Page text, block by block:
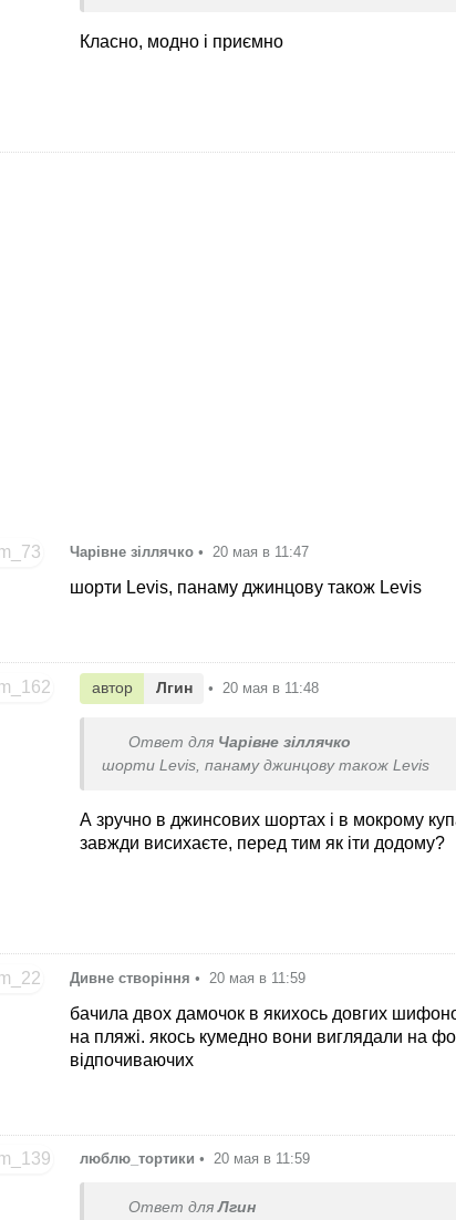
Класно, модно і приємно
Чарівне зіллячко • 20 мая в 11:47
шорти Levis, панаму джинцову також Levis
автор Лгин • 20 мая в 11:48
Ответ для Чарівне зіллячко
шорти Levis, панаму джинцову також Levis
А зручно в джинсових шортах і в мокрому
завжди висихаєте, перед тим як іти додому?
Дивне створіння • 20 мая в 11:59
бачила двох дамочок в якихось довгих
на пляжі. якось кумедно вони виглядали на
відпочиваючих
люблю_тортики • 20 мая в 11:59
Ответ для Лгин